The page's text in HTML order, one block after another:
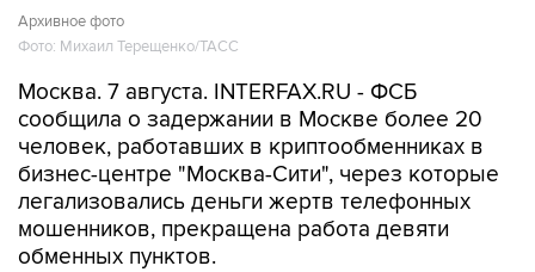
Архивное фото
Фото: Михаил Терещенко/ТАСС
Москва. 7 августа. INTERFAX.RU - ФСБ
сообщила о задержании в Москве более 20
человек, работавших в криптообменниках в
бизнес-центре "Москва-Сити", через которые
легализовались деньги жертв телефонных
мошенников, прекращена работа девяти
обменных пунктов.